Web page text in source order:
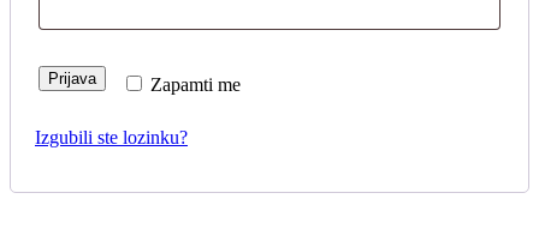
Zapamti me
Prijava
Izgubili ste lozinku?